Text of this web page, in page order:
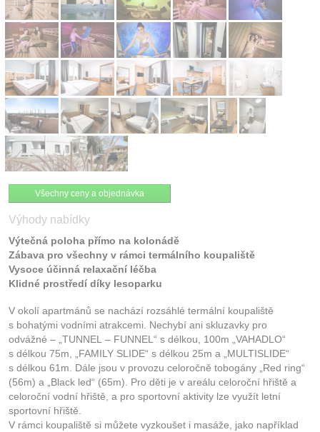
Všechny ceny a objednávka
Výhody nabídky
Výtečná poloha přímo na kolonádě
Zábava pro všechny v rámci termálního koupaliště
Vysoce účinná relaxační léčba
Klidné prostředí díky lesoparku
V okolí apartmánů se nachází rozsáhlé termální koupaliště
s bohatými vodními atrakcemi. Nechybí ani skluzavky pro
odvážné – „TUNNEL – FUNNEL“ s délkou, 100m „VAHADLO“
s délkou 75m, „FAMILY SLIDE“ s délkou 25m a „MULTISLIDE“
s délkou 61m. Dále jsou v provozu celoročně tobogány „Red ring“
(56m) a „Black led“ (65m). Pro děti je v areálu celoroční hřiště a
celoroční vodní hřiště, a pro sportovní aktivity lze využít letní
sportovní hřiště.
V rámci koupaliště si můžete vyzkoušet i masáže, jako například